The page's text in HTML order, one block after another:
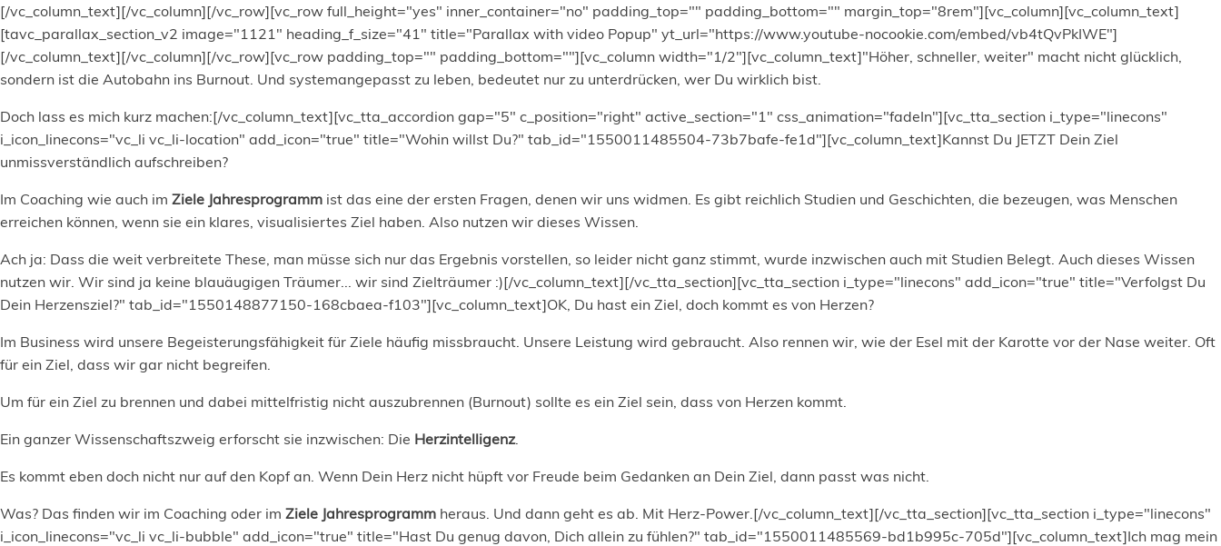
[/vc_column_text][/vc_column][/vc_row][vc_row full_height="yes" inner_container="no" padding_top="" padding_bottom="" margin_top="8rem"][vc_column][vc_column_text]
[tavc_parallax_section_v2 image="1121" heading_f_size="41" title="Parallax with video Popup" yt_url="https://www.youtube-nocookie.com/embed/vb4tQvPkIWE"]
[/vc_column_text][/vc_column][/vc_row][vc_row padding_top="" padding_bottom=""][vc_column width="1/2"][vc_column_text]"Höher, schneller, weiter" macht nicht glücklich,
sondern ist die Autobahn ins Burnout. Und systemangepasst zu leben, bedeutet nur zu unterdrücken, wer Du wirklich bist.
Doch lass es mich kurz machen:[/vc_column_text][vc_tta_accordion gap="5" c_position="right" active_section="1" css_animation="fadeIn"][vc_tta_section i_type="linecons"
i_icon_linecons="vc_li vc_li-location" add_icon="true" title="Wohin willst Du?" tab_id="1550011485504-73b7bafe-fe1d"][vc_column_text]Kannst Du JETZT Dein Ziel
unmissverständlich aufschreiben?
Im Coaching wie auch im Ziele Jahresprogramm ist das eine der ersten Fragen, denen wir uns widmen. Es gibt reichlich Studien und Geschichten, die bezeugen, was Menschen
erreichen können, wenn sie ein klares, visualisiertes Ziel haben. Also nutzen wir dieses Wissen.
Ach ja: Dass die weit verbreitete These, man müsse sich nur das Ergebnis vorstellen, so leider nicht ganz stimmt, wurde inzwischen auch mit Studien Belegt. Auch dieses Wissen
nutzen wir. Wir sind ja keine blauäugigen Träumer... wir sind Zielträumer :)[/vc_column_text][/vc_tta_section][vc_tta_section i_type="linecons" add_icon="true" title="Verfolgst Du
Dein Herzensziel?" tab_id="1550148877150-168cbaea-f103"][vc_column_text]OK, Du hast ein Ziel, doch kommt es von Herzen?
Im Business wird unsere Begeisterungsfähigkeit für Ziele häufig missbraucht. Unsere Leistung wird gebraucht. Also rennen wir, wie der Esel mit der Karotte vor der Nase weiter. Oft
für ein Ziel, dass wir gar nicht begreifen.
Um für ein Ziel zu brennen und dabei mittelfristig nicht auszubrennen (Burnout) sollte es ein Ziel sein, dass von Herzen kommt.
Ein ganzer Wissenschaftszweig erforscht sie inzwischen: Die Herzintelligenz.
Es kommt eben doch nicht nur auf den Kopf an. Wenn Dein Herz nicht hüpft vor Freude beim Gedanken an Dein Ziel, dann passt was nicht.
Was? Das finden wir im Coaching oder im Ziele Jahresprogramm heraus. Und dann geht es ab. Mit Herz-Power.[/vc_column_text][/vc_tta_section][vc_tta_section i_type="linecons"
i_icon_linecons="vc_li vc_li-bubble" add_icon="true" title="Hast Du genug davon, Dich allein zu fühlen?" tab_id="1550011485569-bd1b995c-705d"][vc_column_text]Ich mag mein